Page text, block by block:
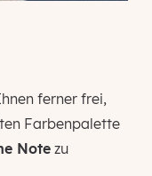
ferner frei,
Farbenpalette
Notezu